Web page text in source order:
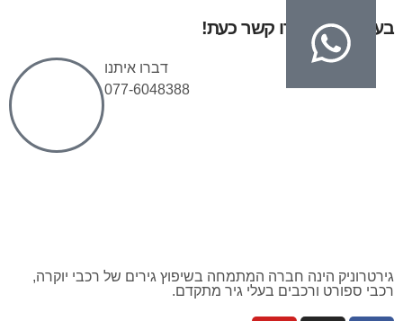
בעיות בגיר? צרו קשר כעת!
דברו איתנו
077-6048388
גירטרוניק הינה חברה המתמחה בשיפוץ גירים של רכבי יוקרה,
רכבי ספורט ורכבים בעלי גיר מתקדם.